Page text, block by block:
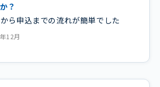
？
ら申込までの流れが簡単でした
12月